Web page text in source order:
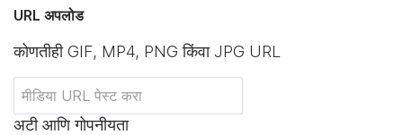
URL अपलोड
कोणतीही GIF, MP4, PNG किंवा JPG URL
अटी आणि गोपनीयता